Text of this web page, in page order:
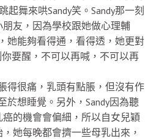
起舞來哄Sandy笑。Sandy那一刻
友，因為學校跟她做心理輔
她能夠看得通，看得透，她更對
要醒，不可以再喊，不可以再
得很痛，乳頭有點脹，但沒有作
於想睡覺。另外，Sandy因為聽
的機會會偏細，所以自女兒穎
她每晚都會擠一些母乳出來，